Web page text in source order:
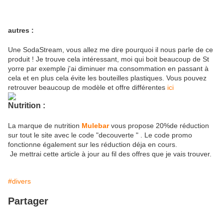
autres :
Une SodaStream, vous allez me dire pourquoi il nous parle de ce
produit ! Je trouve cela intéressant, moi qui boit beaucoup de St
yorre par exemple j'ai diminuer ma consommation en passant à
cela et en plus cela évite les bouteilles plastiques. Vous pouvez
retrouver beaucoup de modèle et offre différentes ici
Nutrition :
La marque de nutrition Mulebarvous propose 20%de réduction
sur tout le site avec le code "decouverte " . Le code promo
fonctionne également sur les réduction déja en cours.
Je mettrai cette article à jour au fil des offres que je vais trouver.
#divers
Partager